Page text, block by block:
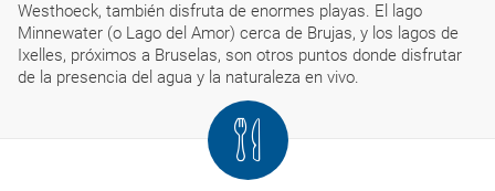
Westhoeck, también disfruta de enormes playas. El lago
Minnewater (o Lago del Amor) cerca de Brujas, y los lagos de
Ixelles, próximos a Bruselas, son otros puntos donde disfrutar
de la presencia del agua y la naturaleza en vivo.